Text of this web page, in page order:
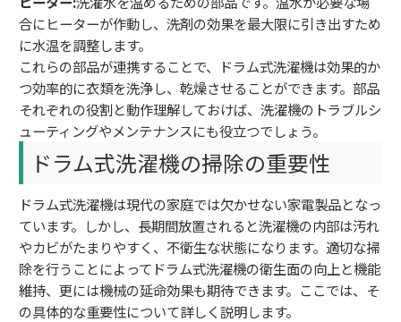
合にヒーターが作動し、洗剤の効果を最大限に引き出すため
に水温を調整します。
これらの部品が連携することで、ドラム式洗濯機は効果的か
つ効率的に衣類を洗浄し、乾燥させることができます。部品
それぞれの役割と動作理解しておけば、洗濯機のトラブルシ
ューティングやメンテナンスにも役立つでしょう。
ドラム式洗濯機の掃除の重要性
ドラム式洗濯機は現代の家庭では欠かせない家電製品となっ
ています。しかし、長期間放置されると洗濯機の内部は汚れ
やカビがたまりやすく、不衛生な状態になります。適切な掃
除を行うことによってドラム式洗濯機の衛生面の向上と機能
維持、更には機械の延命効果も期待できます。ここでは、そ
の具体的な重要性について詳しく説明します。